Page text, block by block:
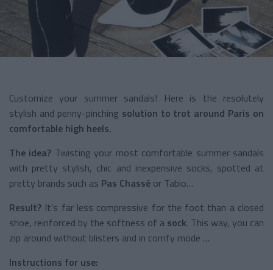
Customize your summer sandals! Here is the resolutely
stylish and penny-pinching solution to trot around Paris on
comfortable high heels.
The idea? Twisting your most comfortable summer sandals
with pretty stylish, chic and inexpensive socks, spotted at
pretty brands such as Pas Chassé or Tabio…
Result? It’s far less compressive for the foot than a closed
shoe, reinforced by the softness of a sock. This way, you can
zip around without blisters and in comfy mode …
Instructions for use: